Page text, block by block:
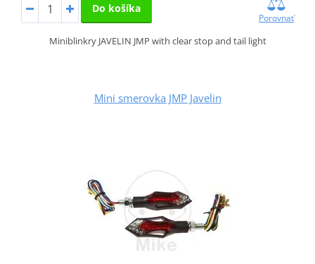
Do košíka
Porovnať
Miniblinkry JAVELIN JMP with clear stop and tail light
Mini smerovka JMP Javelin